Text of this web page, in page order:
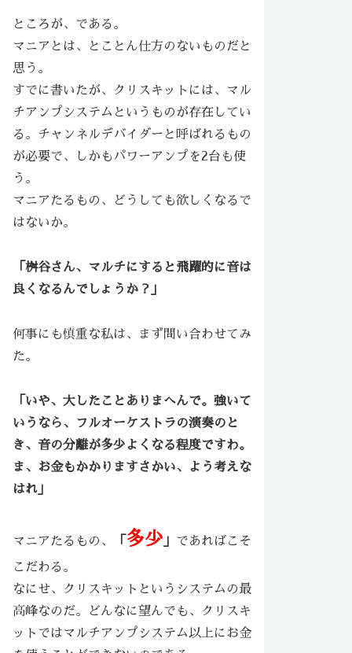
ところが、である。
マニアとは、
とことん仕方のないもの だと
思う。
すでに書いたが、クリスキットには、マル
チアンプシステムというものが存在してい
る。チャンネルデバイダーと呼ばれるもの
が必要で、しかもパワーアンプを2台も使
う。
マニアたるもの、どうしても欲しくなるで
はないか。
「桝谷さん、マルチにすると飛躍的に音は
良くなるんでしょうか？」
何事にも慎重な私は、まず問い合わせてみ
た。
「いや、大したことありまへんで。強いて
いうなら、フルオーケストラの演奏のと
き、 音の分離が多少よくなる程度ですわ。
ま、お金もかかりますさかい、よう考えな
はれ」
マニアたるもの、 「 多少 であればこそ
こだわる。
なにせ、クリスキットというシステムの最
高峰なのだ。どんなに望んでも、クリスキ
ットではマルチアンプシステム以上にお金